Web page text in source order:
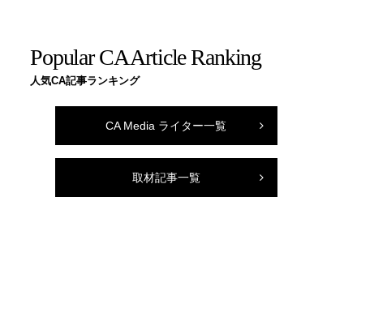
Popular CA Article Ranking
人気CA記事ランキング
CA Media ライター一覧
取材記事一覧